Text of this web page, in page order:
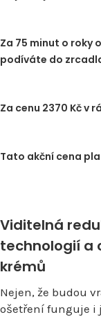
Za 75 minut o roky
podíváte do
Za cenu 2370 Kč v
Tato akční cena
Viditelná
technologií a
krémů
Nejen, že budou
ošetření funguje i